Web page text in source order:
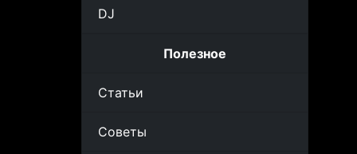
DJ
Полезное
Статьи
Советы